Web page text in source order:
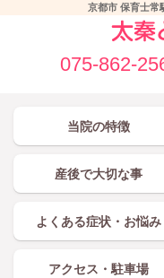
京都市 保育士常
075-862-
当院の特徴
産後で大切な事
よくある症状・お悩み
アクセス・駐車場